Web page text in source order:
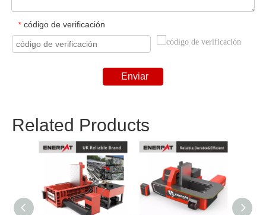
* código de verificación
Enviar
Related Products